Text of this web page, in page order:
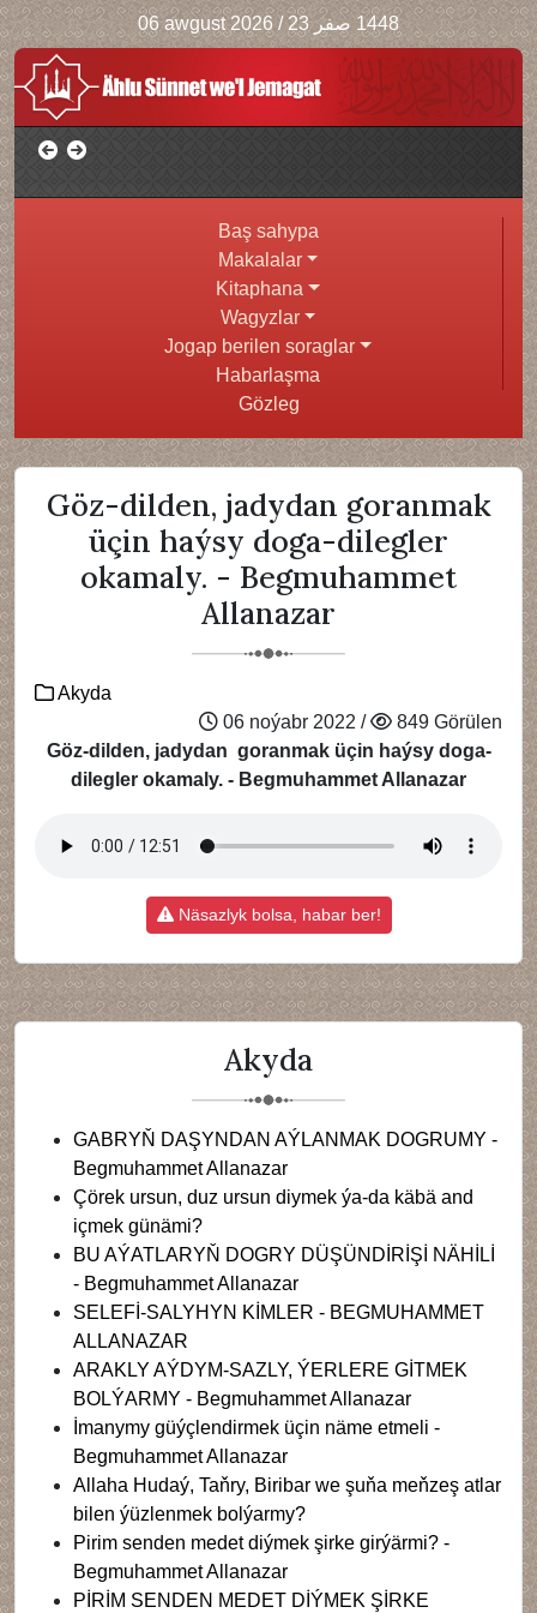
06 awgust 2026 / 1448 صفر 23
Baş sahypa
Makalalar
Kitaphana
Wagyzlar
Jogap berilen soraglar
Habarlaşma
Gözleg
Göz-dilden, jadydan goranmak
üçin haýsy doga-dilegler
okamaly. - Begmuhammet
Allanazar
Akyda
06 noýabr 2022 /
849 Görülen
Göz-dilden, jadydan goranmak üçin haýsy doga-
dilegler okamaly. - Begmuhammet Allanazar
Näsazlyk bolsa, habar ber!
Akyda
GABRYŇ DAŞYNDAN AÝLANMAK DOGRUMY -
Begmuhammet Allanazar
Çörek ursun, duz ursun diymek ýa-da käbä and
içmek günämi?
BU AÝATLARYŇ DOGRY DÜŞÜNDİRİŞİ NÄHİLİ
- Begmuhammet Allanazar
SELEFİ-SALYHYN KİMLER - BEGMUHAMMET
ALLANAZAR
ARAKLY AÝDYM-SAZLY, ÝERLERE GİTMEK
BOLÝARMY - Begmuhammet Allanazar
İmanymy güýçlendirmek üçin näme etmeli -
Begmuhammet Allanazar
Allaha Hudaý, Taňry, Biribar we şuňa meňzeş atlar
bilen ýüzlenmek bolýarmy?
Pirim senden medet diýmek şirke girýärmi? -
Begmuhammet Allanazar
PİRİM SENDEN MEDET DİÝMEK ŞİRKE